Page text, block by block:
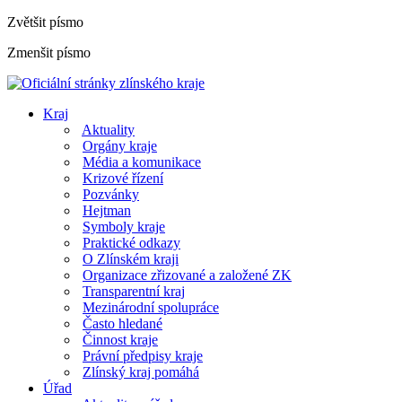
Zvětšit písmo
Zmenšit písmo
Kraj
Aktuality
Orgány kraje
Média a komunikace
Krizové řízení
Pozvánky
Hejtman
Symboly kraje
Praktické odkazy
O Zlínském kraji
Organizace zřizované a založené ZK
Transparentní kraj
Mezinárodní spolupráce
Často hledané
Činnost kraje
Právní předpisy kraje
Zlínský kraj pomáhá
Úřad